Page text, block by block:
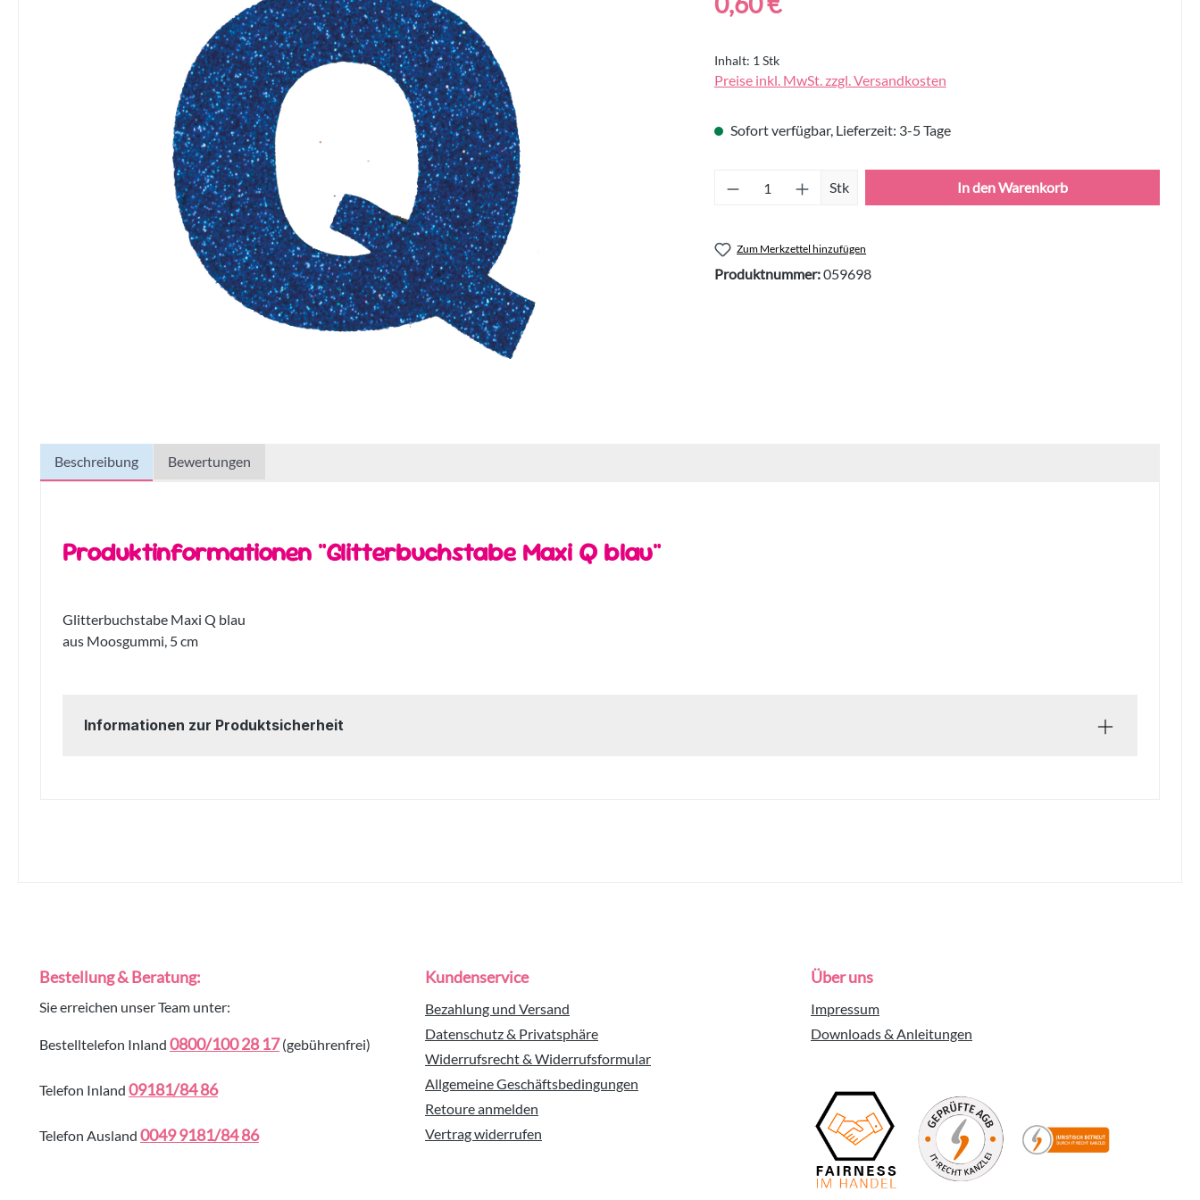
Inhalt: 1 Stk
Preise inkl. MwSt. zzgl. Versandkosten
Sofort verfügbar, Lieferzeit: 3-5 Tage
Produkt Anzahl: Gib den gewünschten Wert ein
Stk In den Warenkorb
Zum Merkzettel hinzufügen
Produktnummer:059698
Beschreibung Bewertungen
Produktinformationen "Glitterbuchstabe Maxi Q blau"
Glitterbuchstabe Maxi Q blau
aus Moosgummi, 5 cm
Informationen zur Produktsicherheit
Bestellung & Beratung:
Sie erreichen unser Team unter:
Bestelltelefon Inland 0800/100 28 17(gebührenfrei)
Telefon Inland 09181/84 86
Telefon Ausland 0049 9181/84 86
Kundenservice
Bezahlung und Versand
Datenschutz & Privatsphäre
Widerrufsrecht & Widerrufsformular
Allgemeine Geschäftsbedingungen
Retoure anmelden
Vertrag widerrufen
Über uns
Impressum
Downloads & Anleitungen